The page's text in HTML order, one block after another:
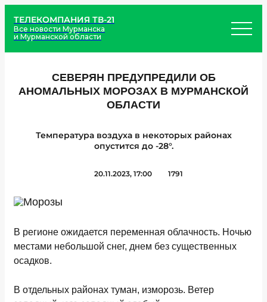
ТЕЛЕКОМПАНИЯ ТВ-21
Все новости Мурманска
и Мурманской области
СЕВЕРЯН ПРЕДУПРЕДИЛИ ОБ
АНОМАЛЬНЫХ МОРОЗАХ В МУРМАНСКОЙ
ОБЛАСТИ
Температура воздуха в некоторых районах
опустится до -28°.
20.11.2023, 17:00 1791
В регионе ожидается переменная облачность. Ночью
местами небольшой снег, днем без существенных
осадков.
В отдельных районах туман, изморозь. Ветер